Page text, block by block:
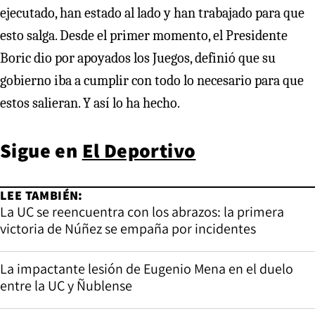
ejecutado, han estado al lado y han trabajado para que
esto salga. Desde el primer momento, el Presidente
Boric dio por apoyados los Juegos, definió que su
gobierno iba a cumplir con todo lo necesario para que
estos salieran. Y así lo ha hecho.
Sigue en El Deportivo
LEE TAMBIÉN:
La UC se reencuentra con los abrazos: la primera
victoria de Núñez se empaña por incidentes
La impactante lesión de Eugenio Mena en el duelo
entre la UC y Ñublense